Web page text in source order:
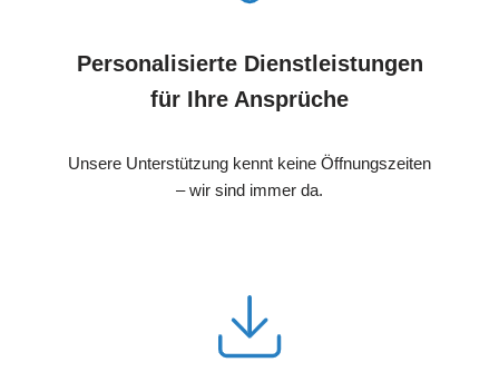
Personalisierte Dienstleistungen
für Ihre Ansprüche
Unsere Unterstützung kennt keine Öffnungszeiten
– wir sind immer da.